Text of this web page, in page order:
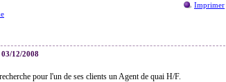
Imprimer
03/12/2008
pour l'un de ses clients un Agent de quai H/F.